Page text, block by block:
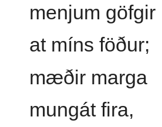
menjum göfgir
at míns föður;
mæðir marga
mungát fira,